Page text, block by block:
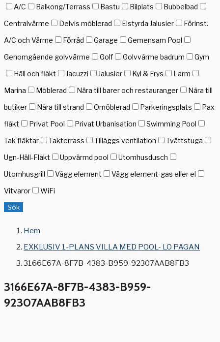
A/C
Balkong/Terrass Bastu Bilplats
Bubbelbad
Centralvärme
Delvis möblerad Elstyrda Jalusier
Förinst.
A/C och Värme
Förråd Garage
Gemensam Pool
Genomgående golvvärme
Golf Golvvärme badrum
Gym
Häll och fläkt
Jacuzzi Jalusier Kyl & Frys
Larm
Marina
Möblerad Nära till barer och restauranger
Nära till
butiker
Nära till strand Omöblerad Parkeringsplats
Pax
fläkt
Privat Pool Privat Urbanisation
Swimming Pool
Tak fläktar
Takterrass Tilläggs ventilation
Tvättstuga
Ugn-Häll-Fläkt
Uppvärmd pool
Utomhusdusch
Utomhusgrill
Vägg element
Vägg element-gas eller el
Vitvaror
WiFi
Sök
Hem
EXKLUSIV 1-PLANS VILLA MED POOL- LO PAGAN
3166E67A-8F7B-4383-B959-92307AAB8FB3
3166E67A-8F7B-4383-B959-
92307AAB8FB3